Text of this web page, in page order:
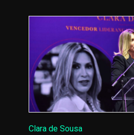
Clara de Sousa